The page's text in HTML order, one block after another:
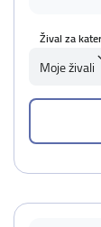
Žival za
Moje živali